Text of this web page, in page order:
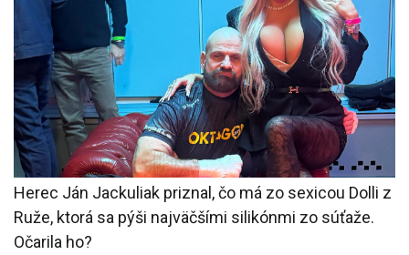
Herec Ján Jackuliak priznal, čo má zo sexicou Dolli z
Ruže, ktorá sa pýši najväčšími silikónmi zo súťaže.
Očarila ho?